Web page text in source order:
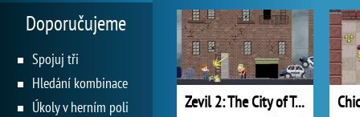
Zevil 2: The City of Terror
Doporučujeme
Spojuj tři
Hledání kombinace
Úkoly v herním poli